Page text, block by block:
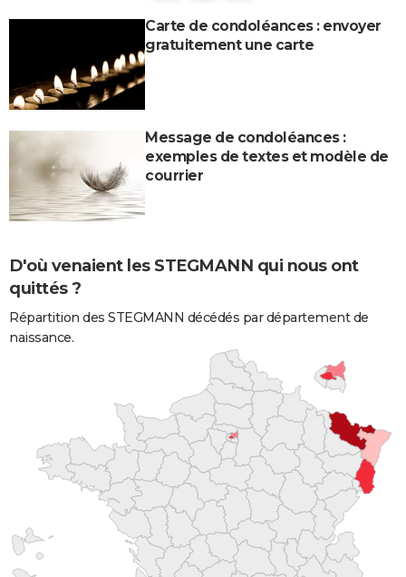
Carte de condoléances : envoyer
gratuitement une carte
Message de condoléances :
exemples de textes et modèle de
courrier
D'où venaient les STEGMANN qui nous ont
quittés ?
Répartition des STEGMANN décédés par département de
naissance.